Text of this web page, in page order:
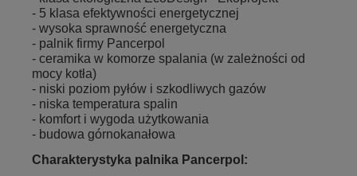
- 5 klasa efektywności energetycznej
- wysoka sprawność energetyczna
- palnik firmy Pancerpol
- ceramika w komorze spalania (w zależności od
mocy kotła)
- niski poziom pyłów i szkodliwych gazów
- niska temperatura spalin
- komfort i wygoda użytkowania
- budowa górnokanałowa
Charakterystyka palnika Pancerpol: